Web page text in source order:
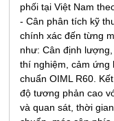
phối tại Việt Nam
-Cân phân tích kỹ
chính xác đến từng
như: Cân định
thí nghiệm, cảm ứng
chuẩn OIML R60.
độ tương phản cao
và quan sát, thời